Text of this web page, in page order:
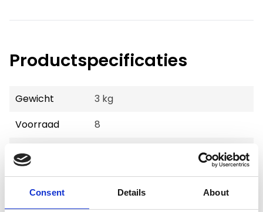
Consent Details About
Productspecificaties
Gewicht
3 kg
Voorraad
8
Artikelcode
EAN
5420065870298